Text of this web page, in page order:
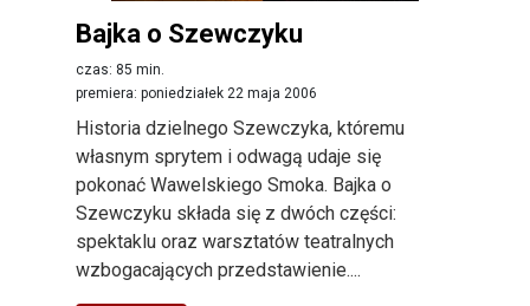
Bajka o Szewczyku
czas: 85 min.
premiera: poniedziałek 22 maja 2006
Historia dzielnego Szewczyka, któremu
własnym sprytem i odwagą udaje się
pokonać Wawelskiego Smoka. Bajka o
Szewczyku składa się z dwóch części:
spektaklu oraz warsztatów teatralnych
wzbogacających przedstawienie....